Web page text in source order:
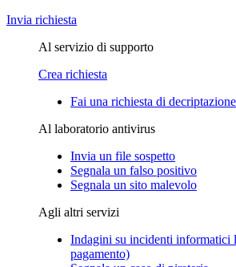
Invia richiesta
Al servizio di supporto
Crea richiesta
Fai una richiesta di decriptazione
Al laboratorio antivirus
Invia un file sospetto
Segnala un falso positivo
Segnala un sito malevolo
Agli altri servizi
Indagini su incidenti informatici
pagamento)